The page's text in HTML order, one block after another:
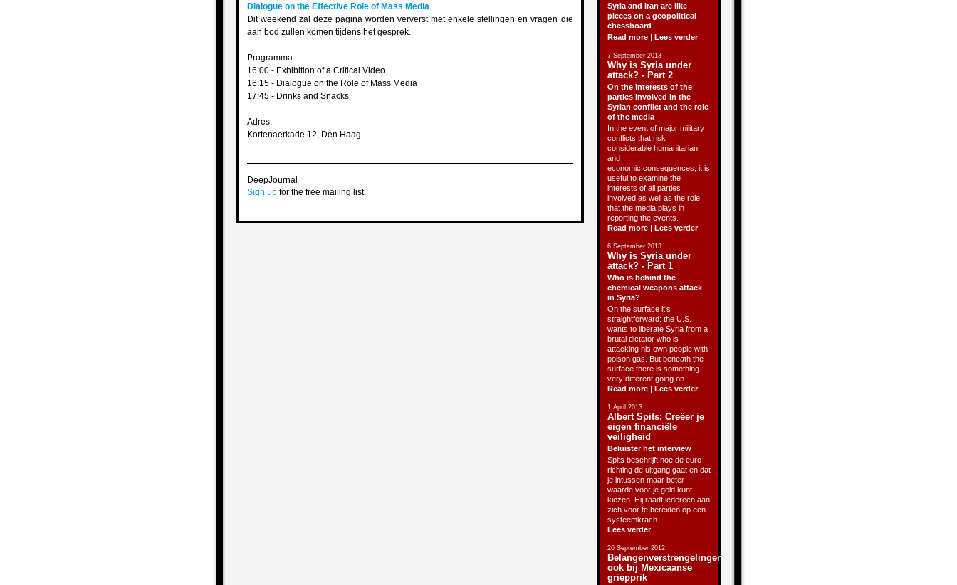
Dialogue on the Effective Role of Mass Media
Dit weekend zal deze pagina worden ververst met enkele stellingen en vragen die
aan bod zullen komen tijdens het gesprek.
Programma:
16:00 - Exhibition of a Critical Video
16:15 - Dialogue on the Role of Mass Media
17:45 - Drinks and Snacks
Adres:
Kortenaerkade 12, Den Haag.
DeepJournal
Sign upfor the free mailing list.
Syria and Iran are like
pieces on a geopolitical
chessboard
Read more| Lees verder
7 September 2013
Why is Syria under
attack? - Part 2
On the interests of the
parties involved in the
Syrian conflict and the role
of the media
In the event of major military
conflicts that risk
considerable humanitarian
and
economic consequences, it is
useful to examine the
interests of all parties
involved as well as the role
that the media plays in
reporting the events.
Read more| Lees verder
6 September 2013
Why is Syria under
attack? - Part 1
Who is behind the
chemical weapons attack
in Syria?
On the surface it’s
straightforward: the U.S.
wants to liberate Syria from a
brutal dictator who is
attacking his own people with
poison gas. But beneath the
surface there is something
very different going on.
Read more| Lees verder
1 April 2013
Albert Spits: Creëer je
eigen financiële
veiligheid
Beluister het interview
Spits beschrijft hoe de euro
richting de uitgang gaat en dat
je intussen maar beter
waarde voor je geld kunt
kiezen. Hij raadt iedereen aan
zich voor te bereiden op een
systeemkrach.
Lees verder
26 September 2012
Belangenverstrengelingen
ook bij Mexicaanse
griepprik